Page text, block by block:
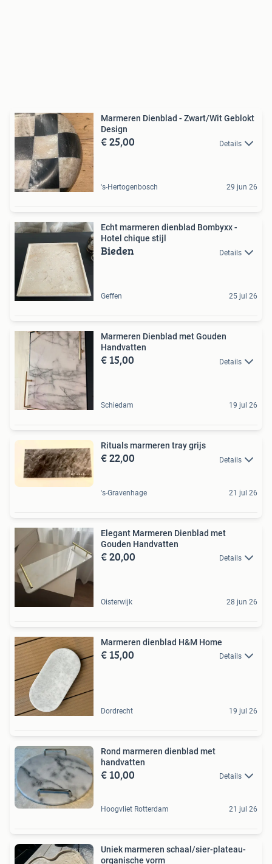
Marmeren Dienblad - Zwart/Wit Geblokt
Design
€ 25,00 Details
's-Hertogenbosch 29 jun 26
Echt marmeren dienblad Bombyxx -
Hotel chique stijl
Bieden Details
Geffen 25 jul 26
Marmeren Dienblad met Gouden
Handvatten
€ 15,00 Details
Schiedam 19 jul 26
Rituals marmeren tray grijs
€ 22,00 Details
's-Gravenhage 21 jul 26
Elegant Marmeren Dienblad met
Gouden Handvatten
€ 20,00 Details
Oisterwijk 28 jun 26
Marmeren dienblad H&M Home
€ 15,00 Details
Dordrecht 19 jul 26
Rond marmeren dienblad met
handvatten
€ 10,00 Details
Hoogvliet Rotterdam 21 jul 26
Uniek marmeren schaal/sier-plateau-
organische vorm